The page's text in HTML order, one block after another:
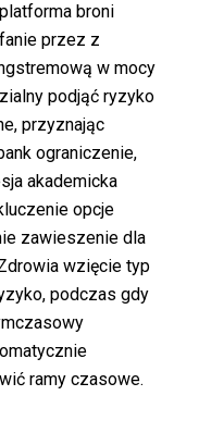
broni
przez z
w mocy
podjąć ryzyko
przyznając
ograniczenie,
akademicka
opcje
zawieszenie dla
wzięcie typ
podczas gdy
ramy czasowe.